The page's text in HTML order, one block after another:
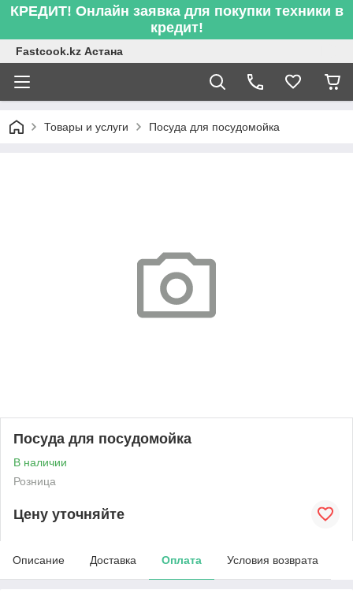
КРЕДИТ! Онлайн заявка для покупки техники в
кредит!
Fastcook.kz Астана
Товары и услуги Посуда для посудомойка
Посуда для посудомойка
В наличии
Розница
Цену уточняйте
Описание Доставка Оплата Условия возврата